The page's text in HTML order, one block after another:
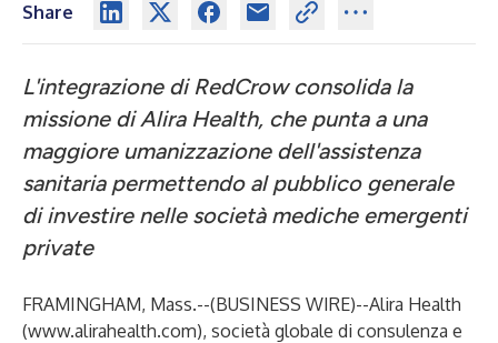
Share
L'integrazione di RedCrow consolida la
missione di Alira Health, che punta a una
maggiore umanizzazione dell'assistenza
sanitaria permettendo al pubblico generale
di investire nelle società mediche emergenti
private
FRAMINGHAM, Mass.--(BUSINESS WIRE)--Alira Health
(www.alirahealth.com), società globale di consulenza e